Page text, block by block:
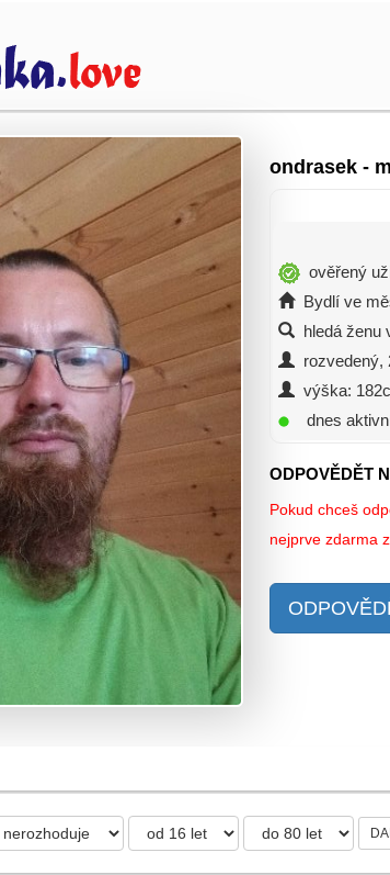
ondrasek -
ověřený
Bydlí ve
hledá ženu
rozvedený,
výška:
dnes
ODPOVĚDĚT
Pokud chceš
nejprve zdarma